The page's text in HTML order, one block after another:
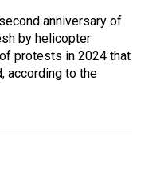
anniversary of
by helicopter
protests in 2024 that
according to the